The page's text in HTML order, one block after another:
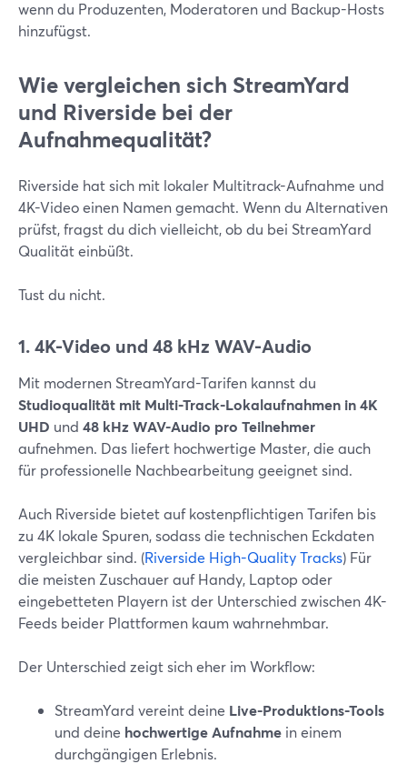
wenn du Produzenten, Moderatoren und Backup-Hosts
hinzufügst.
Wie vergleichen sich StreamYard
und Riverside bei der
Aufnahmequalität?
Riverside hat sich mit lokaler Multitrack-Aufnahme und
4K-Video einen Namen gemacht. Wenn du Alternativen
prüfst, fragst du dich vielleicht, ob du bei StreamYard
Qualität einbüßt.
Tust du nicht.
1. 4K-Video und 48 kHz WAV-Audio
Mit modernen StreamYard-Tarifen kannst du
Studioqualität mit Multi-Track-Lokalaufnahmen in 4K
UHD und 48 kHz WAV-Audio pro Teilnehmer
aufnehmen. Das liefert hochwertige Master, die auch
für professionelle Nachbearbeitung geeignet sind.
Auch Riverside bietet auf kostenpflichtigen Tarifen bis
zu 4K lokale Spuren, sodass die technischen Eckdaten
vergleichbar sind. (Riverside High-Quality Tracks) Für
die meisten Zuschauer auf Handy, Laptop oder
eingebetteten Playern ist der Unterschied zwischen 4K-
Feeds beider Plattformen kaum wahrnehmbar.
Der Unterschied zeigt sich eher im Workflow:
StreamYard vereint deine Live-Produktions-Tools
und deine hochwertige Aufnahme in einem
durchgängigen Erlebnis.